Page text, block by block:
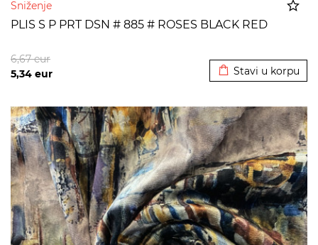
Sniženje
PLIS S P PRT DSN # 885 # ROSES BLACK RED
5,34 eur
6,67eur
Stavi u korpu